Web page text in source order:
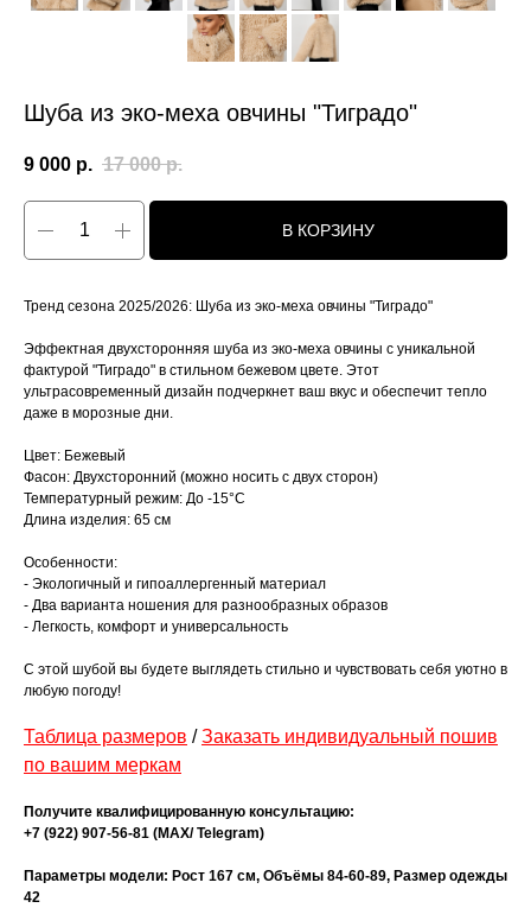
Шуба из эко-меха овчины "Тиградо"
9 000 р. 17 000 р.
В КОРЗИНУ
Тренд сезона 2025/2026: Шуба из эко-меха овчины "Тиградо"
Эффектная двухсторонняя шуба из эко-меха овчины с уникальной
фактурой "Тиградо" в стильном бежевом цвете. Этот
ультрасовременный дизайн подчеркнет ваш вкус и обеспечит тепло
даже в морозные дни.
Цвет: Бежевый
Фасон: Двухсторонний (можно носить с двух сторон)
Температурный режим: До -15°C
Длина изделия: 65 см
Особенности:
- Экологичный и гипоаллергенный материал
- Два варианта ношения для разнообразных образов
- Легкость, комфорт и универсальность
С этой шубой вы будете выглядеть стильно и чувствовать себя уютно в
любую погоду!
Таблица размеров /Заказать индивидуальный пошив
по вашим меркам
Получите квалифицированную консультацию:
+7 (922) 907-56-81 (МАХ/ Telegram)
Параметры модели: Рост 167 см, Объёмы 84-60-89, Размер одежды
42